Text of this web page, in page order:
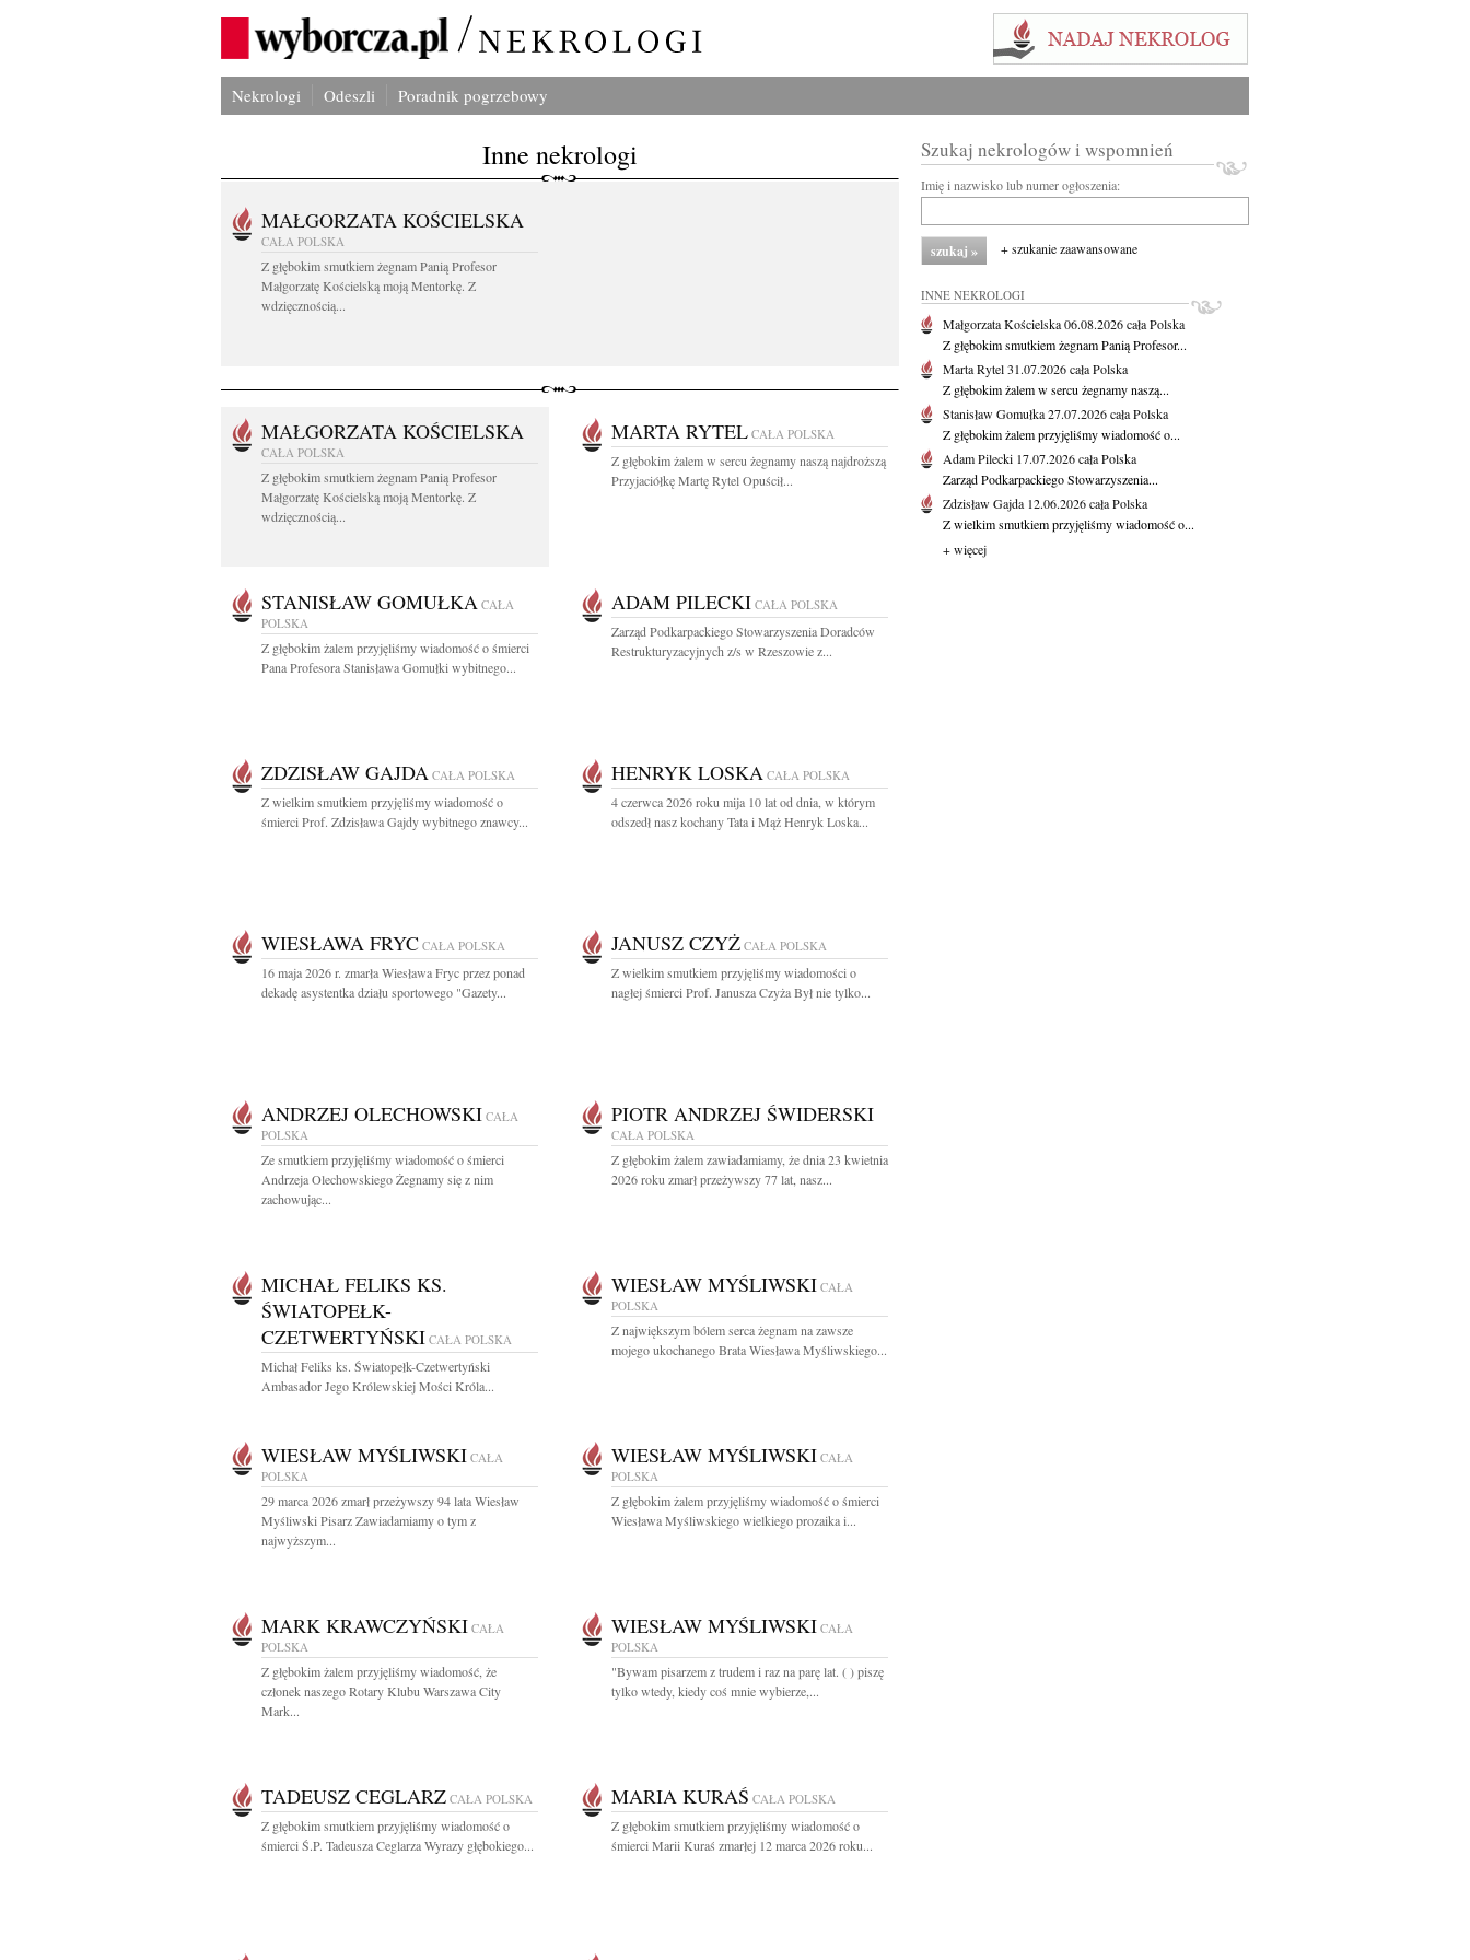
Nekrologi Odeszli Poradnik pogrzebowy
Inne nekrologi
MAŁGORZATA KOŚCIELSKA
CAŁA POLSKA
Z głębokim smutkiem żegnam Panią Profesor
Małgorzatę Kościelską moją Mentorkę. Z
wdzięcznością...
MAŁGORZATA KOŚCIELSKA
CAŁA POLSKA
Z głębokim smutkiem żegnam Panią Profesor
Małgorzatę Kościelską moją Mentorkę. Z
wdzięcznością...
MARTA RYTEL CAŁA POLSKA
Z głębokim żalem w sercu żegnamy naszą najdroższą
Przyjaciółkę Martę Rytel Opuścił...
STANISŁAW GOMUŁKA CAŁA
POLSKA
Z głębokim żalem przyjęliśmy wiadomość o śmierci
Pana Profesora Stanisława Gomułki wybitnego...
ADAM PILECKI CAŁA POLSKA
Zarząd Podkarpackiego Stowarzyszenia Doradców
Restrukturyzacyjnych z/s w Rzeszowie z...
ZDZISŁAW GAJDA CAŁA POLSKA
Z wielkim smutkiem przyjęliśmy wiadomość o
śmierci Prof. Zdzisława Gajdy wybitnego znawcy...
HENRYK LOSKA CAŁA POLSKA
4 czerwca 2026 roku mija 10 lat od dnia, w którym
odszedł nasz kochany Tata i Mąż Henryk Loska...
WIESŁAWA FRYC CAŁA POLSKA
16 maja 2026 r. zmarła Wiesława Fryc przez ponad
dekadę asystentka działu sportowego "Gazety...
JANUSZ CZYŻ CAŁA POLSKA
Z wielkim smutkiem przyjęliśmy wiadomości o
nagłej śmierci Prof. Janusza Czyża Był nie tylko...
ANDRZEJ OLECHOWSKI CAŁA
POLSKA
Ze smutkiem przyjęliśmy wiadomość o śmierci
Andrzeja Olechowskiego Żegnamy się z nim
zachowując...
PIOTR ANDRZEJ ŚWIDERSKI
CAŁA POLSKA
Z głębokim żalem zawiadamiamy, że dnia 23 kwietnia
2026 roku zmarł przeżywszy 77 lat, nasz...
MICHAŁ FELIKS KS.
ŚWIATOPEŁK-
CZETWERTYŃSKI CAŁA POLSKA
Michał Feliks ks. Światopełk-Czetwertyński
Ambasador Jego Królewskiej Mości Króla...
WIESŁAW MYŚLIWSKI CAŁA
POLSKA
Z największym bólem serca żegnam na zawsze
mojego ukochanego Brata Wiesława Myśliwskiego...
WIESŁAW MYŚLIWSKI CAŁA
POLSKA
29 marca 2026 zmarł przeżywszy 94 lata Wiesław
Myśliwski Pisarz Zawiadamiamy o tym z
najwyższym...
WIESŁAW MYŚLIWSKI CAŁA
POLSKA
Z głębokim żalem przyjęliśmy wiadomość o śmierci
Wiesława Myśliwskiego wielkiego prozaika i...
MARK KRAWCZYŃSKI CAŁA
POLSKA
Z głębokim żalem przyjęliśmy wiadomość, że
członek naszego Rotary Klubu Warszawa City
Mark...
WIESŁAW MYŚLIWSKI CAŁA
POLSKA
"Bywam pisarzem z trudem i raz na parę lat. ( ) piszę
tylko wtedy, kiedy coś mnie wybierze,...
TADEUSZ CEGLARZ CAŁA POLSKA
Z głębokim smutkiem przyjęliśmy wiadomość o
śmierci Ś.P. Tadeusza Ceglarza Wyrazy głębokiego...
MARIA KURAŚ CAŁA POLSKA
Z głębokim smutkiem przyjęliśmy wiadomość o
śmierci Marii Kuraś zmarłej 12 marca 2026 roku...
Szukaj nekrologów i wspomnień
Imię i nazwisko lub numer ogłoszenia:
+ szukanie zaawansowane
INNE NEKROLOGI
Małgorzata Kościelska06.08.2026cała Polska
Z głębokim smutkiem żegnam Panią Profesor...
Marta Rytel31.07.2026cała Polska
Z głębokim żalem w sercu żegnamy naszą...
Stanisław Gomułka27.07.2026cała Polska
Z głębokim żalem przyjęliśmy wiadomość o...
Adam Pilecki 17.07.2026cała Polska
Zarząd Podkarpackiego Stowarzyszenia...
Zdzisław Gajda 12.06.2026cała Polska
Z wielkim smutkiem przyjęliśmy wiadomość o...
+ więcej